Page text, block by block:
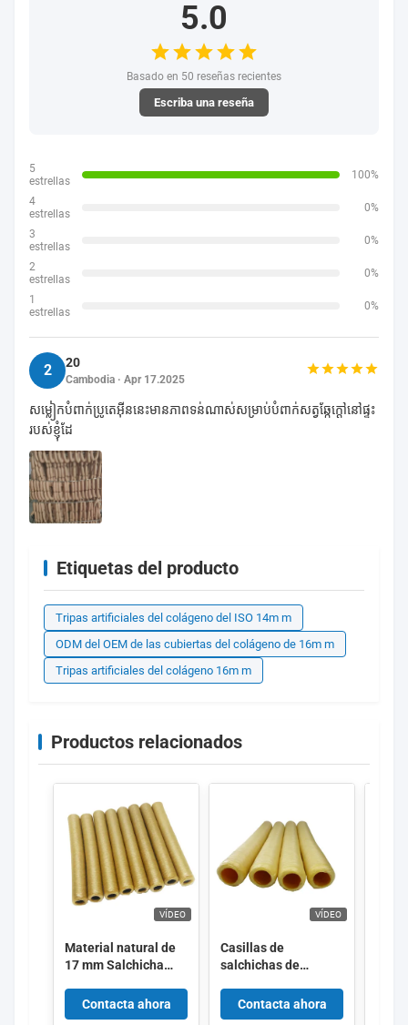
5.0
Basado en 50 reseñas recientes
Escriba una reseña
5
estrellas
100%
4
estrellas
0%
3
estrellas
0%
2
estrellas
0%
1
estrellas
0%
2 20
Cambodia · Apr 17.2025
សម្លៀកបំពាក់ប្រូតេអ៊ីននេះមានភាពទន់ណាស់សម្រាប់បំពាក់សត្វឆ្កែក្តៅនៅផ្ទះ
របស់ខ្ញុំដែ
Etiquetas del producto
Tripas artificiales del colágeno del ISO 14m m
ODM del OEM de las cubiertas del colágeno de 16m m
Tripas artificiales del colágeno 16m m
Productos relacionados
VÍDEO
Material natural de
17 mm Salchicha
OEMContacta ahora
VÍDEO
Casillas de
salchichas de
natural disponibles
fumadas con rango
Contacta ahora